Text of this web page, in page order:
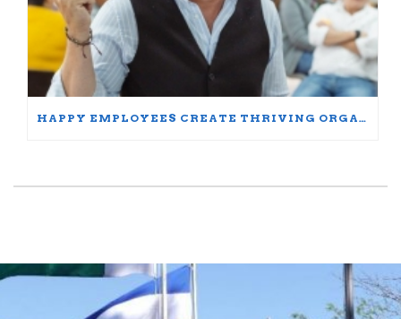
HAPPY EMPLOYEES CREATE THRIVING ORGANIZATIONS: A PARTICIPANT’S JOURNEY